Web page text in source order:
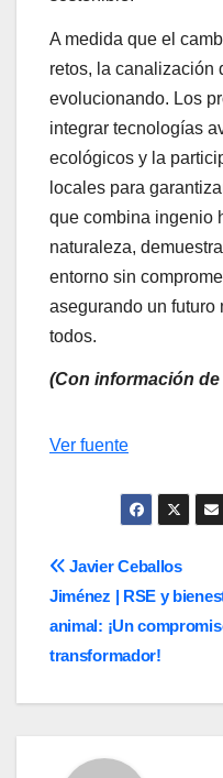
A medida que el
retos, la canalización
evolucionando. Los
integrar tecnologías
ecológicos y la
locales para
que combina ingenio
naturaleza,
entorno sin
asegurando un futuro
todos.
(Con información de
entradas
Ver fuente
de
entradas
Javier Ceballos
Jiménez | RSE y
animal: ¡Un
transformador!